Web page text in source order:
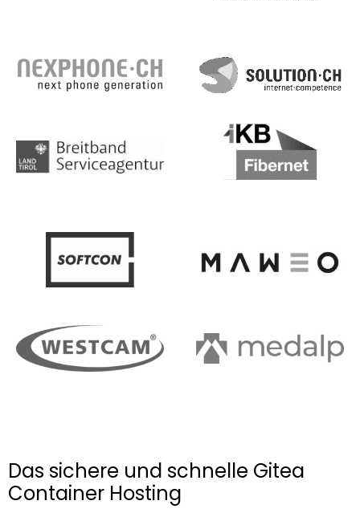
Das sichere und schnelle Gitea
Container Hosting